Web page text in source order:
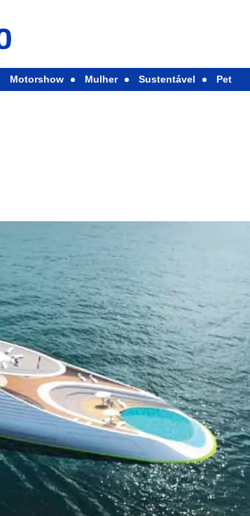
Motorshow Mulher Sustentável Pet